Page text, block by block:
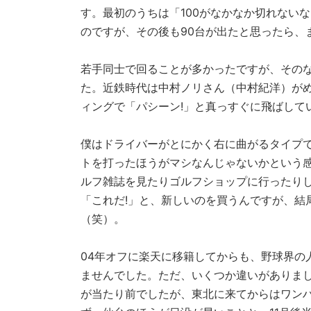
す。最初のうちは「100がなかなか切れない
のですが、その後も90台が出たと思ったら
若手同士で回ることが多かったですが、その
た。近鉄時代は中村ノリさん（中村紀洋）が
ィングで「パシーン!」と真っすぐに飛ばし
僕はドライバーがとにかく右に曲がるタイプ
トを打ったほうがマシなんじゃないかとい
ルフ雑誌を見たりゴルフショップに行ったり
「これだ!」と、新しいのを買うんですが、
（笑）。
04年オフに楽天に移籍してからも、野球界
ませんでした。ただ、いくつか違いがあり
が当たり前でしたが、東北に来てからはワン